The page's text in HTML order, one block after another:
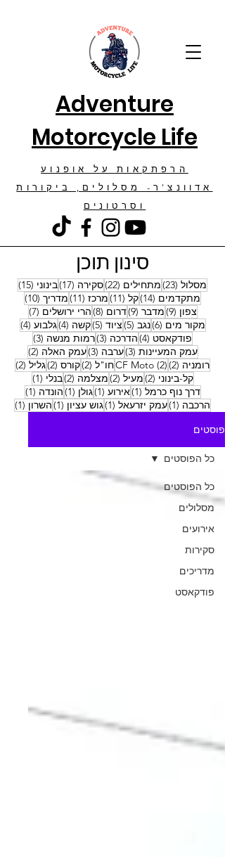
Adventure
Motorcycle Life
הרפתקאות על אופנוע
אדוונצ'ר- מסלולים, ביקורות
וסרטונים
סינון תוכן
מסלול (23) 23 פוסטים
מתחילים (22) 22 פוסטים
סקירה (17) 17 פוסטים
בינוני (15)
15 פוסטים
מתקדמים (14) 14 פוסטים
קל (11) 11 פוסטים
מרכז (11) 11 פוסטים
מדריך (10)
10 פוסטים
צפון (9) 9 פוסטיםמדבר (9) 9 פוסטיםדרום (8) 8 פוסטיםהרי ירושלים (7) 7 פוסטים
מקור מים (6) 6 פוסטיםנגב (5) 5 פוסטיםציוד (5) 5 פוסטיםקשה (4) 4 פוסטיםגלבוע (4) 4 פוסטים
פודקאסט (4) 4 פוסטיםהדרכה (3) 3 פוסטיםרמות מנשה (3) 3 פוסטים
עמק המעיינות (3) 3 פוסטיםערבה (3) 3 פוסטיםעמק האלה (2) 2 פוסטים
רומניה (2) 2 פוסטים CF Moto (2) 2 פוסטיםחו"ל (2) 2 פוסטיםקורס (2) 2 פוסטיםגליל (2) 2 פוסטים
קל-בינוני (2) 2 פוסטיםמעיל (2) 2 פוסטיםמצלמה (2) 2 פוסטיםבנלי (1) פוסט 1
דרך נוף כרמל (1) פוסט 1
אירוע (1) פוסט 1
גולן (1) פוסט 1
הונדה (1) פוסט 1
הרכבה (1) פוסט 1
עמק יזרעאל (1) פוסט 1
גוש עציון (1) פוסט 1
השרון (1)
פוסטים
כל הפוסטים
מסלולים
אירועים
סקירות
מדריכים
פודקאסט
כל הפוסטים